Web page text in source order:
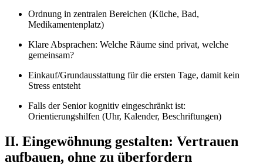
Ordnung in zentralen Bereichen (Küche, Bad,
Medikamentenplatz)
Klare Absprachen: Welche Räume sind privat, welche
gemeinsam?
Einkauf/Grundausstattung für die ersten Tage, damit kein
Stress entsteht
Falls der Senior kognitiv eingeschränkt ist:
Orientierungshilfen (Uhr, Kalender, Beschriftungen)
II. Eingewöhnung gestalten: Vertrauen
aufbauen, ohne zu überfordern